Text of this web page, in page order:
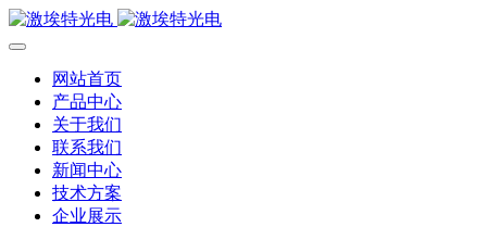
网站首页
产品中心
关于我们
联系我们
新闻中心
技术方案
企业展示